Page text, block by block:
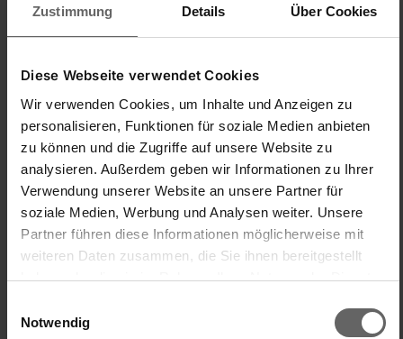
Zustimmung Details Über Cookies
Diese Webseite verwendet Cookies
Wir verwenden Cookies, um Inhalte und Anzeigen zu
personalisieren, Funktionen für soziale Medien anbieten
zu können und die Zugriffe auf unsere Website zu
analysieren. Außerdem geben wir Informationen zu Ihrer
Verwendung unserer Website an unsere Partner für
soziale Medien, Werbung und Analysen weiter. Unsere
Partner führen diese Informationen möglicherweise mit
weiteren Daten zusammen, die Sie ihnen bereitgestellt
haben oder die sie im Rahmen Ihrer Nutzung der Dienste
Cookies, wenn Sie unsere Webseite weiterhin nutzen.
Notwendig
O
Oliverio
Deckel hält nicht
Thermobecher Flip 600 ml schwarz
Verschluß abgebrochen.